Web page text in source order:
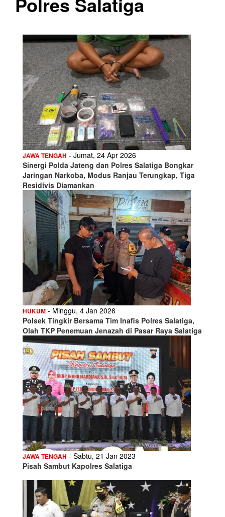
JAWA TENGAH - Jumat, 24 Apr 2026
Sinergi Polda Jateng dan Polres Salatiga Bongkar
Jaringan Narkoba, Modus Ranjau Terungkap, Tiga
Residivis Diamankan
HUKUM - Minggu, 4 Jan 2026
Polsek Tingkir Bersama Tim Inafis Polres Salatiga,
Olah TKP Penemuan Jenazah di Pasar Raya Salatiga
JAWA TENGAH - Sabtu, 21 Jan 2023
Pisah Sambut Kapolres Salatiga